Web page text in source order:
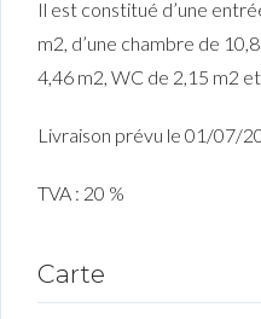
Il est constitué d’une
m2, d’une chambre de
4,46 m2, WC de 2,15 m2
Livraison prévu le 01/07/
TVA : 20 %
Carte